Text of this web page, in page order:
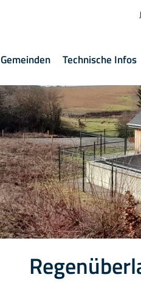
Gemeinden Technische Infos